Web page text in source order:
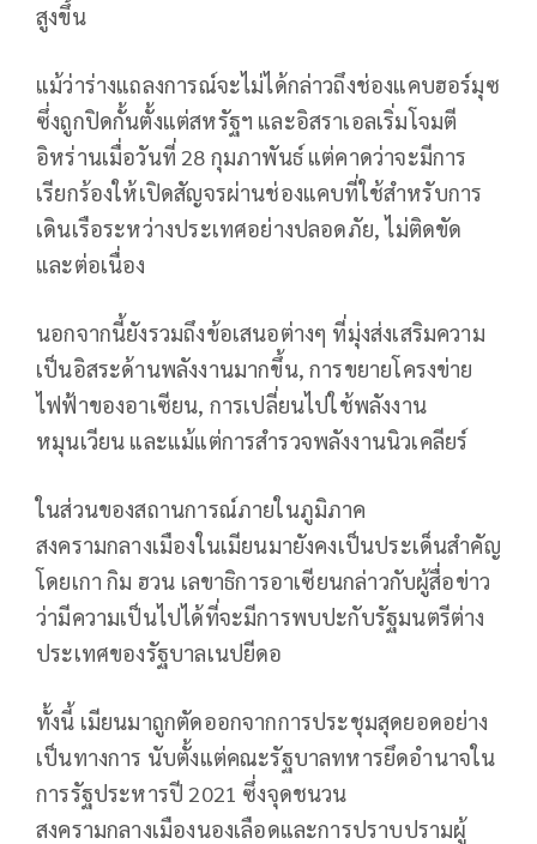
สูงขึ้น
แม้ว่าร่างแถลงการณ์จะไม่ได้กล่าวถึงช่องแคบฮอร์มุซ
ซึ่งถูกปิดกั้นตั้งแต่สหรัฐฯ และอิสราเอลเริ่มโจมตี
อิหร่านเมื่อวันที่ 28 กุมภาพันธ์ แต่คาดว่าจะมีการ
เรียกร้องให้เปิดสัญจรผ่านช่องแคบที่ใช้สำหรับการ
เดินเรือระหว่างประเทศอย่างปลอดภัย, ไม่ติดขัด
และต่อเนื่อง
นอกจากนี้ยังรวมถึงข้อเสนอต่างๆ ที่มุ่งส่งเสริมความ
เป็นอิสระด้านพลังงานมากขึ้น, การขยายโครงข่าย
ไฟฟ้าของอาเซียน, การเปลี่ยนไปใช้พลังงาน
หมุนเวียน และแม้แต่การสำรวจพลังงานนิวเคลียร์
ในส่วนของสถานการณ์ภายในภูมิภาค
สงครามกลางเมืองในเมียนมายังคงเป็นประเด็นสำคัญ
โดยเกา กิม ฮวน เลขาธิการอาเซียนกล่าวกับผู้สื่อข่าว
ว่ามีความเป็นไปได้ที่จะมีการพบปะกับรัฐมนตรีต่าง
ประเทศของรัฐบาลเนปยีดอ
ทั้งนี้ เมียนมาถูกตัดออกจากการประชุมสุดยอดอย่าง
เป็นทางการ นับตั้งแต่คณะรัฐบาลทหารยึดอำนาจใน
การรัฐประหารปี 2021 ซึ่งจุดชนวน
สงครามกลางเมืองนองเลือดและการปราบปรามผู้